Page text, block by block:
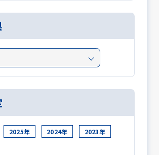
2025年 2024年 2023年